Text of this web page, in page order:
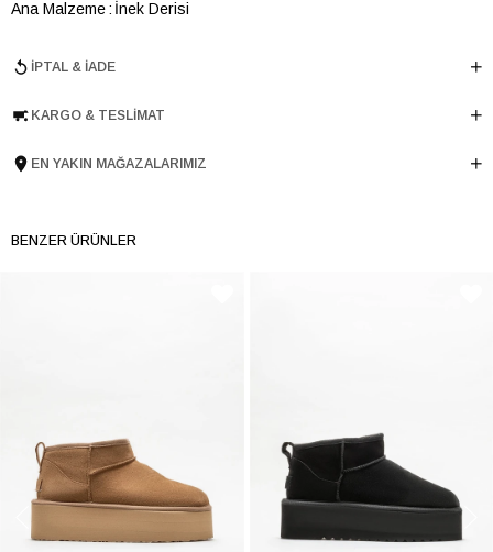
Ana Malzeme İnek Derisi
Topuk Boyu 2.5 cm
Tema Logomania
İPTAL & İADE
KARGO & TESLIMAT
EN YAKIN MAĞAZALARIMIZ
BENZER ÜRÜNLER